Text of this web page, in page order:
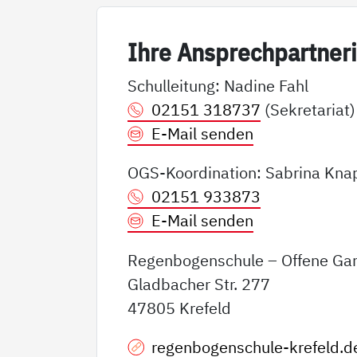
Ih­re
Schulleitung: Nadine Fahl
02151 318737 (Sekretariat)
E-Mail senden
OGS-Koordination: Sabrina
02151 933873
E-Mail senden
Regenbogenschule – Offene
Gladbacher Str. 277
47805 Krefeld
regenbogenschule-